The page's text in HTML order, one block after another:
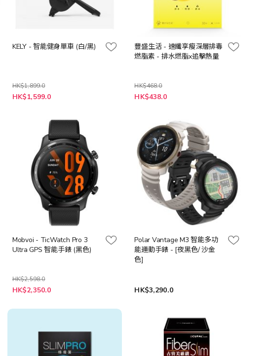
KELY - 智能健身單車 (白/黑)
HK$1,899.0
HK$1,599.0
豐盛生活 - 速纖享瘦深層排毒
燃脂素 - 排水燃脂x追擊熱量
HK$468.0
特
殊
HK$438.0
Mobvoi - TicWatch Pro 3
Ultra GPS 智能手錶 (黑色)
HK$2,598.0
特
殊
格
HK$2,350.0
Polar Vantage M3 智能多功
能運動手錶 - [夜黑色/ 沙金
色]
HK$3,290.0